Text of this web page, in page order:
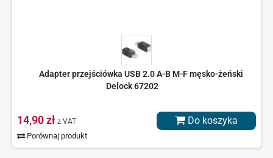
Adapter przejściówka USB 2.0 A-B M-F męsko-żeński
Delock 67202
14,90 zł z VAT
Porównaj produkt
Do koszyka